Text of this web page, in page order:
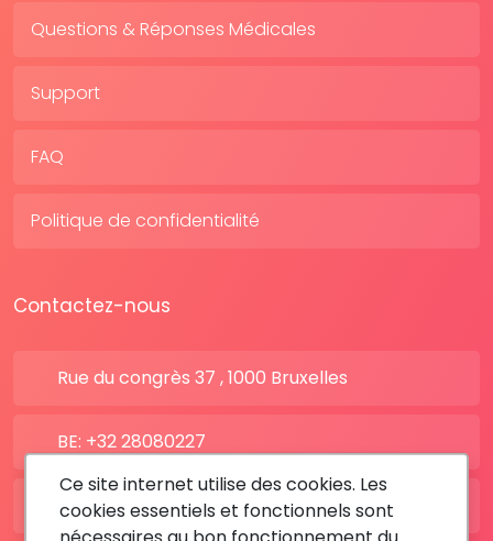
Questions & Réponses Médicales
Support
FAQ
Politique de confidentialité
Contactez-nous
Rue du congrès 37 , 1000 Bruxelles
BE: +32 28080227
FR: +33 183642895
Ce site internet utilise des cookies. Les
cookies essentiels et fonctionnels sont